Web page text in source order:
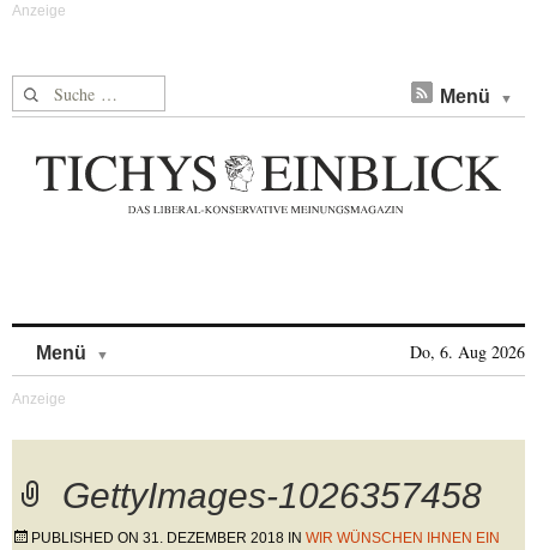
Suche nach: Menü
Menü Do, 6. Aug 2026
GettyImages-1026357458
PUBLISHED ON 31. DEZEMBER 2018 IN WIR WÜNSCHEN IHNEN EIN